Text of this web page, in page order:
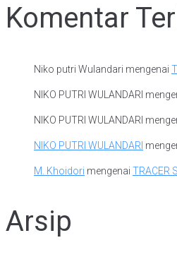
Komentar
Niko putri Wulandari mengenai
NIKO PUTRI WULANDARI
NIKO PUTRI WULANDARI
NIKO PUTRI WULANDARI
M. Khoidori mengenai TRACER
Arsip